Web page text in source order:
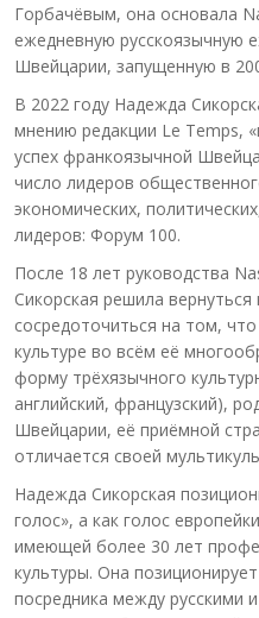
Горбачёвым, она основала
ежедневную русскоязычную
Швейцарии, запущенную в
В 2022 году Надежда
мнению редакции Le Temps,
успех франкоязычной
число лидеров
экономических,
лидеров: Форум 100.
После 18 лет руководства
Сикорская решила
сосредоточиться на том,
культуре во всём её
форму трёхязычного
английский, французский),
Швейцарии, её приёмной
отличается своей
Надежда Сикорская
голос», а как голос
имеющей более 30 лет
культуры. Она
посредника между русскими